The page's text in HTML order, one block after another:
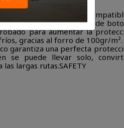
Thermo Liner
Liner, la capa aislante
Step-in Wear, a través de
para aumentar la
gracias al forro de 100gr/m².
garantiza una perfecta
se puede llevar solo,
largas rutas.SAFETY